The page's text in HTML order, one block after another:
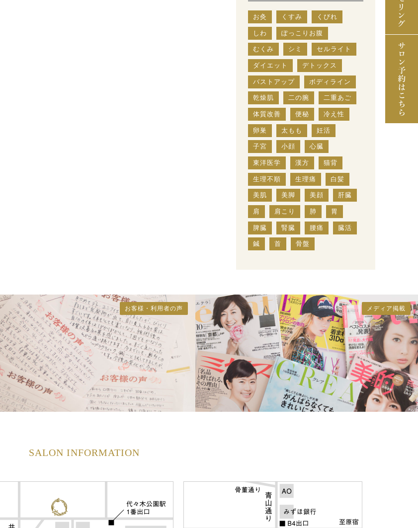
お灸 くすみ くびれ
しわ ぽっこりお腹
むくみ シミ セルライト
ダイエット デトックス
バストアップ ボディライン
乾燥肌 二の腕 二重あご
体質改善 便秘 冷え性
卵巣 太もも 妊活
子宮 小顔 心臓
東洋医学 漢方 猫背
生理不順 生理痛 白髪
美肌 美脚 美顔 肝臓
肩 肩こり 肺 胃
脾臓 腎臓 腰痛 臓活
鍼 首 骨盤
お客様・利用者の声 メディア掲載
SALON INFORMATION